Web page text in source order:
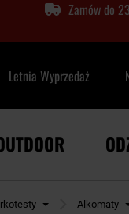
Zamów do
Letnia Wyprzedaż
Alkomaty